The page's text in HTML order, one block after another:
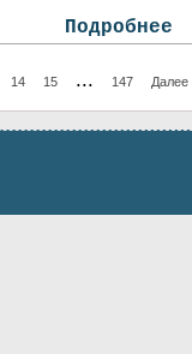
Подробнее
14 15 ... 147 Далее